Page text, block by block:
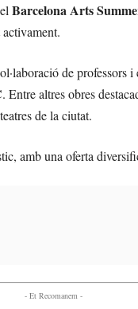
Barcelona Arts
de professors
. Entre altres obres
de la ciutat.
amb una oferta
- Et Recomanem -